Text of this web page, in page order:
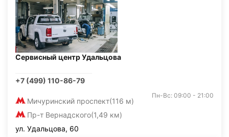
Сервисный центр Удальцова
+7 (499) 110-86-79
Мичуринский проспект(116 м)
Пр-т Вернадского(1,49 км)
Пн-Вс: 09:00 - 21:00
ул. Удальцова, 60